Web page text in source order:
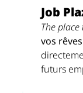
Job
The place
vos rêves
futurs